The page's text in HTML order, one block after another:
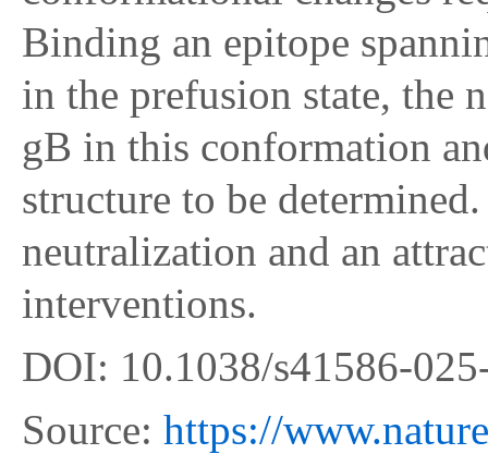
Binding an epitope
in the prefusion state, the
gB in this conformation
structure to be
neutralization and an
interventions.
DOI: 10.1038/s41586-
Source: https://